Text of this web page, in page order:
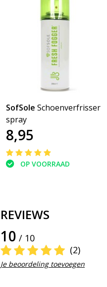
SofSole Schoenverfrisser
spray
8,95
OP VOORRAAD
REVIEWS
10 / 10
(2)
Je beoordeling toevoegen